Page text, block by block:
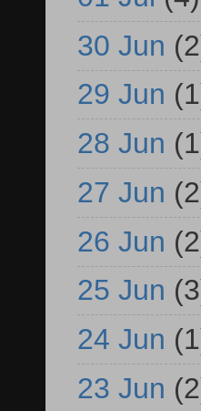
30 Jun
29 Jun
28 Jun
27 Jun
26 Jun
25 Jun
24 Jun
23 Jun